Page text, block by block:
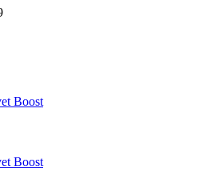
Boost
Boost